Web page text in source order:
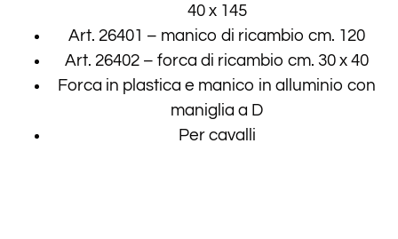
40 x 145
Art. 26401 – manico di ricambio cm. 120
Art. 26402 – forca di ricambio cm. 30 x 40
Forca in plastica e manico in alluminio con
maniglia a D
Per cavalli